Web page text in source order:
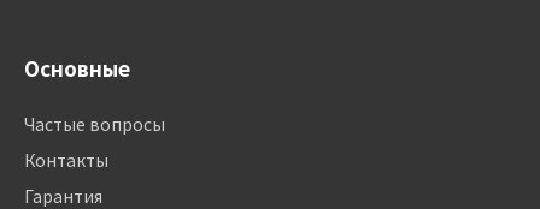
Основные
Частые вопросы
Контакты
Гарантия